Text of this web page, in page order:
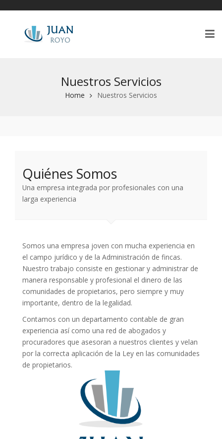
Nuestros Servicios
Home Nuestros Servicios
Quiénes Somos
Una empresa integrada por profesionales con una
larga experiencia
Somos una empresa joven con mucha experiencia en
el campo jurídico y de la Administración de fincas.
Nuestro trabajo consiste en gestionar y administrar de
manera responsable y profesional el dinero de las
comunidades de propietarios, pero siempre y muy
importante, dentro de la legalidad.
Contamos con un departamento contable de gran
experiencia así como una red de abogados y
procuradores que asesoran a nuestros clientes y velan
por la correcta aplicación de la Ley en las comunidades
de propietarios.